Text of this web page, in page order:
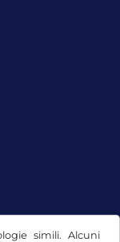
simili. Alcuni